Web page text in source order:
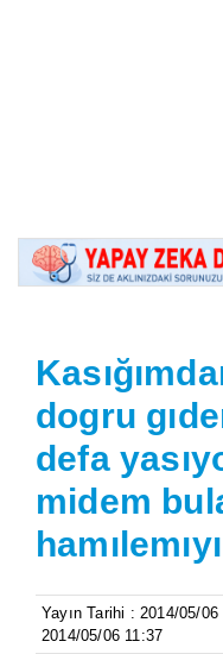
dogru
defa
midem
Yayın Tarihi : 2014/05/
2014/05/06 11:37